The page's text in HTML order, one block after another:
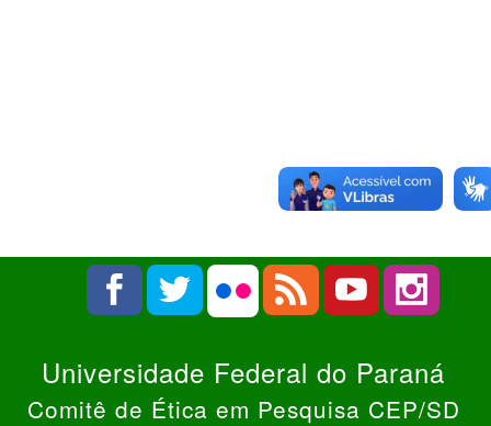
Universidade Federal do Paraná
Comitê de Ética em Pesquisa CEP/SD